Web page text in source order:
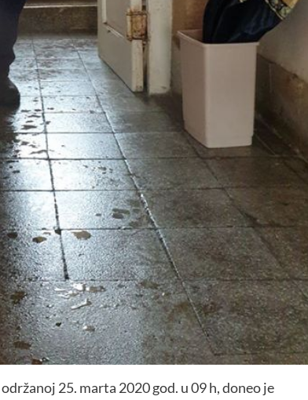
25. marta 2020 god. u 09 h, doneo je